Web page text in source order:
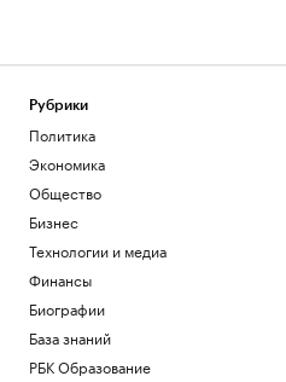
Рубрики
Политика
Экономика
Общество
Бизнес
Технологии и медиа
Финансы
Биографии
База знаний
РБК Образование